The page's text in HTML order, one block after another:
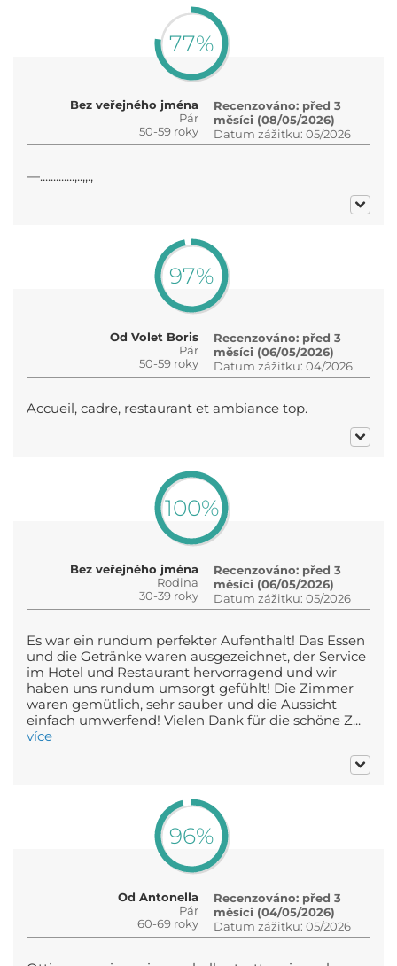
77%
Bez veřejného jména
Pár
50-59 roky
Recenzováno: před 3
měsíci (08/05/2026)
Datum zážitku: 05/2026
—.............,..,,.,
97%
Od Volet Boris
Pár
50-59 roky
Recenzováno: před 3
měsíci (06/05/2026)
Datum zážitku: 04/2026
Accueil, cadre, restaurant et ambiance top.
100%
Bez veřejného jména
Rodina
30-39 roky
Recenzováno: před 3
měsíci (06/05/2026)
Datum zážitku: 05/2026
Es war ein rundum perfekter Aufenthalt! Das Essen
und die Getränke waren ausgezeichnet, der Service
im Hotel und Restaurant hervorragend und wir
haben uns rundum umsorgt gefühlt! Die Zimmer
waren gemütlich, sehr sauber und die Aussicht
einfach umwerfend! Vielen Dank für die schöne Z...
více
96%
Od Antonella
Pár
60-69 roky
Recenzováno: před 3
měsíci (04/05/2026)
Datum zážitku: 05/2026